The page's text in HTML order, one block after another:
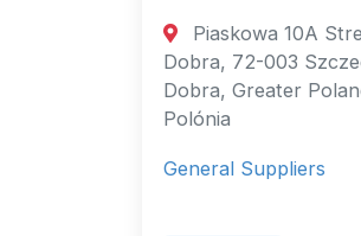
Piaskowa 10A
Dobra, 72-003
Dobra, Greater
Polónia
General Suppliers